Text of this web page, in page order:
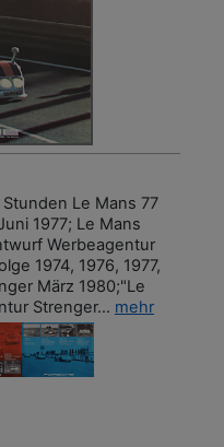
Le Mans 77
1977; Le Mans
Werbeagentur
1974, 1976, 1977,
März 1980;"Le
Strenger... mehr